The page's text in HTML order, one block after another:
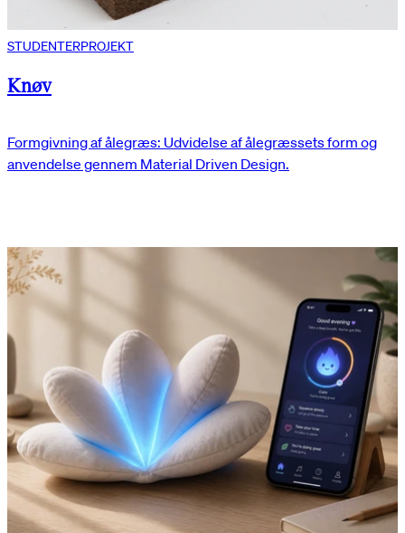
STUDENTERPROJEKT
Knøv
Formgivning af ålegræs: Udvidelse af ålegræssets form og
anvendelse gennem Material Driven Design.